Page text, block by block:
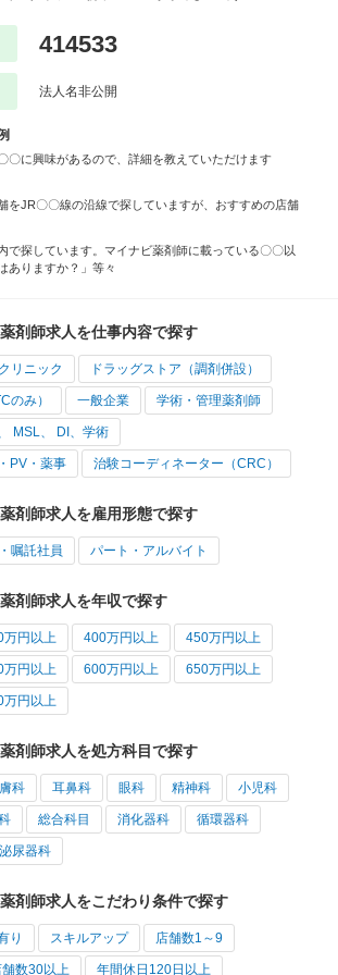
414533
法人名非公開
〇に興味があるので、詳細を教えていただけます
をJR〇〇線の沿線で探していますが、おすすめの店舗
で探しています。マイナビ薬剤師に載っている〇〇以
ありますか？」等々
剤師求人を仕事内容で探す
リニック ドラッグストア（調剤併設）
のみ） 一般企業 学術・管理薬剤師
MSL、 DI、学術
PV・薬事 治験コーディネーター（CRC）
剤師求人を雇用形態で探す
嘱託社員 パート・アルバイト
剤師求人を年収で探す
万円以上 400万円以上 450万円以上
万円以上 600万円以上 650万円以上
万円以上
剤師求人を処方科目で探す
科 耳鼻科 眼科 精神科 小児科
総合科目 消化器科 循環器科
泌尿器科
剤師求人をこだわり条件で探す
り スキルアップ 店舗数1～9
舗数30以上 年間休日120日以上